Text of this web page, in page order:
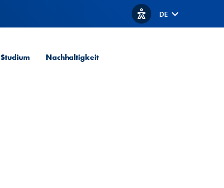
Optionen zur
DE
Studium Nachhaltigkeit